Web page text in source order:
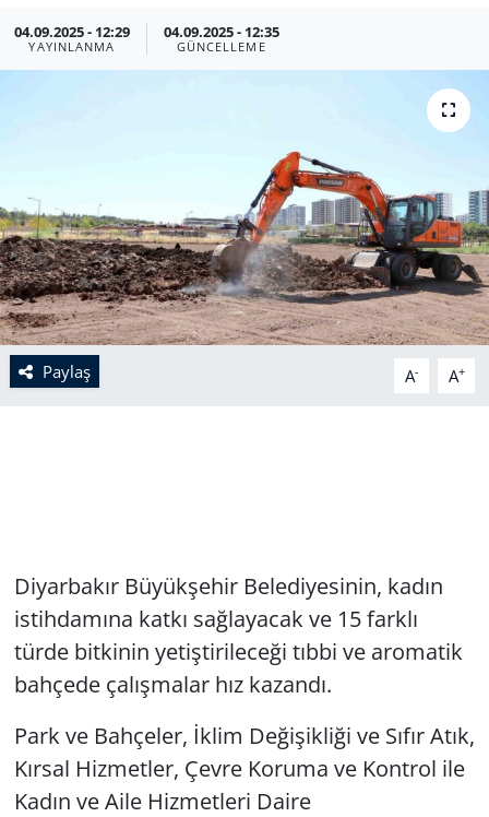
04.09.2025 - 12:29
YAYINLANMA
04.09.2025 - 12:35
GÜNCELLEME
Paylaş A- A+
Diyarbakır Büyükşehir Belediyesinin, kadın
istihdamına katkı sağlayacak ve 15 farklı
türde bitkinin yetiştirileceği tıbbi ve aromatik
bahçede çalışmalar hız kazandı.
Park ve Bahçeler, İklim Değişikliği ve Sıfır Atık,
Kırsal Hizmetler, Çevre Koruma ve Kontrol ile
Kadın ve Aile Hizmetleri Daire